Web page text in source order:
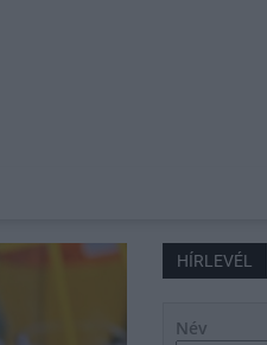
HÍRLEVÉL
Név